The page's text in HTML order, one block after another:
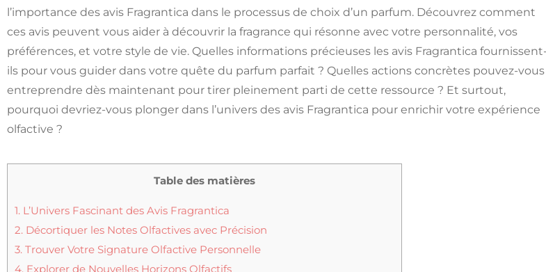
l’importance des avis Fragrantica dans le processus de choix d’un parfum. Découvrez comment
ces avis peuvent vous aider à découvrir la fragrance qui résonne avec votre personnalité, vos
préférences, et votre style de vie. Quelles informations précieuses les avis Fragrantica fournissent-
ils pour vous guider dans votre quête du parfum parfait ? Quelles actions concrètes pouvez-vous
entreprendre dès maintenant pour tirer pleinement parti de cette ressource ? Et surtout,
pourquoi devriez-vous plonger dans l’univers des avis Fragrantica pour enrichir votre expérience
olfactive ?
Table des matières
1. L’Univers Fascinant des Avis Fragrantica
2. Décortiquer les Notes Olfactives avec Précision
3. Trouver Votre Signature Olfactive Personnelle
4. Explorer de Nouvelles Horizons Olfactifs